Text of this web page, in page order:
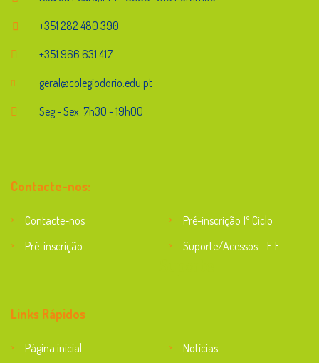
+351 282 480 390
+351 966 631 417
geral@colegiodorio.edu.pt
Seg - Sex: 7h30 - 19h00
Contacte-nos:
Contacte-nos
Pré-inscrição 1º Ciclo
Pré-inscrição
Suporte/Acessos – E.E.
Links Rápidos
Página inicial Notícias